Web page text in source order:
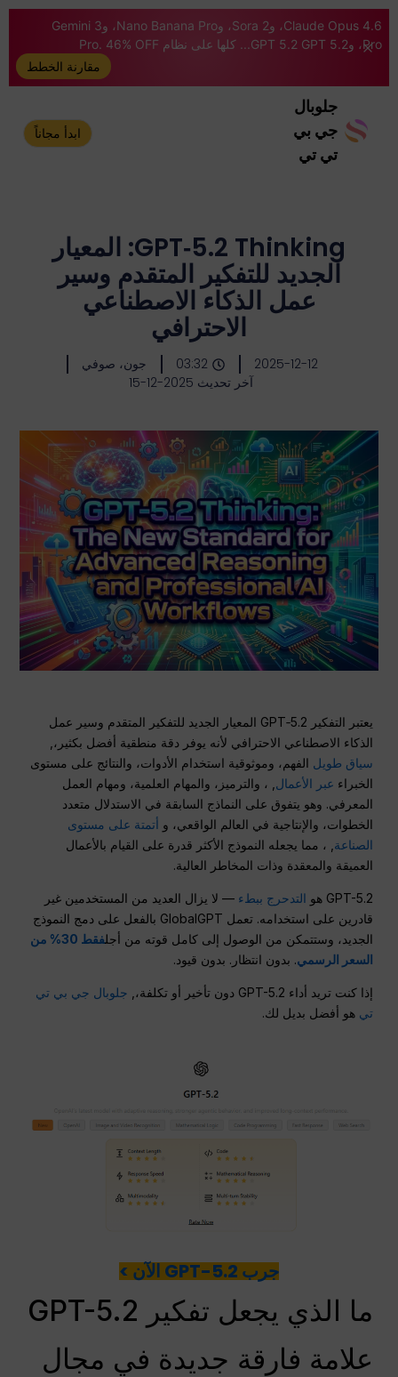
Claude Opus 4.6، وSora 2، وNano Banana Pro، وGemini 3
Pro، وGPT 5.2 GPT 5.2... كلها على نظام Pro. 46% OFF
مقارنة الخطط
جلوبال
جي بي
تي تي
ابدأ مجاناً
GPT‑5.2 Thinking: المعيار
الجديد للتفكير المتقدم وسير
عمل الذكاء الاصطناعي
الاحترافي
2025-12-12
03:32
جون، صوفي
آخر تحديث 2025-12-15
يعتبر التفكير GPT‑5.2 المعيار الجديد للتفكير المتقدم وسير عمل
الذكاء الاصطناعي الاحترافي لأنه يوفر دقة منطقية أفضل بكثير،,
سياق طويل الفهم، وموثوقية استخدام الأدوات، والنتائج على مستوى
الخبراء عبر الأعمال , ، والترميز، والمهام العلمية، ومهام العمل
المعرفي. وهو يتفوق على النماذج السابقة في الاستدلال متعدد
الخطوات، والإنتاجية في العالم الواقعي، و أتمتة على مستوى
الصناعة , ، مما يجعله النموذج الأكثر قدرة على القيام بالأعمال
العميقة والمعقدة وذات المخاطر العالية.
GPT-5.2 هو التدحرج ببطء — لا يزال العديد من المستخدمين غير
قادرين على استخدامه. تعمل GlobalGPT بالفعل على دمج النموذج
الجديد، وستتمكن من الوصول إلى كامل قوته من أجل
فقط 30% من
السعر الرسمي. بدون انتظار. بدون قيود.
إذا كنت تريد أداء GPT-5.2 دون تأخير أو تكلفة،,
جلوبال جي بي تي
تي هو أفضل بديل لك.
جرب GPT-5.2 الآن >
ما الذي يجعل تفكير GPT-5.2
علامة فارقة جديدة في مجال